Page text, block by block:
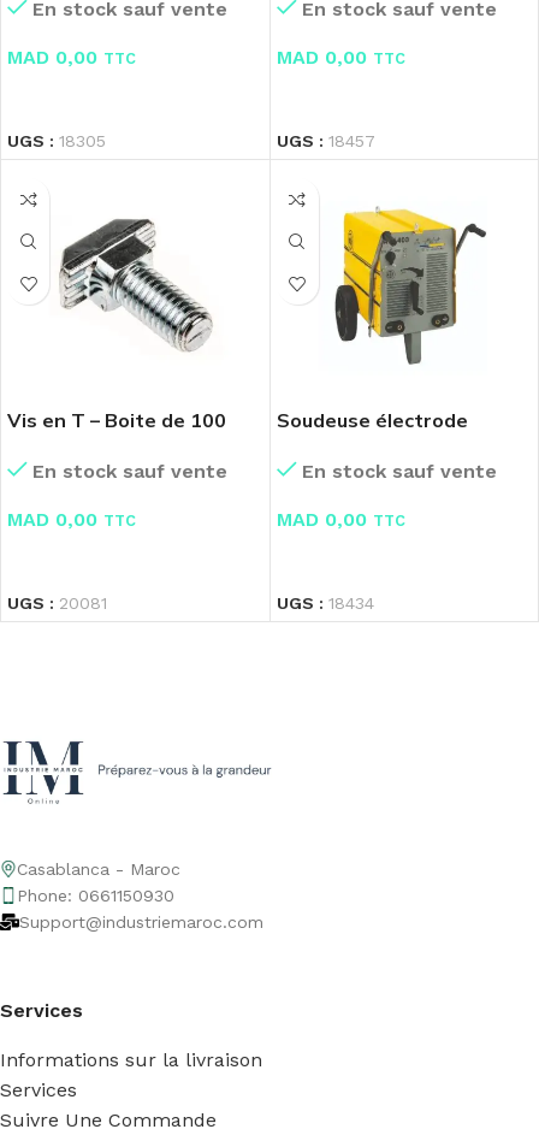
En stock sauf vente
MAD 0,00 TTC
UGS : 18305
En stock sauf vente
MAD0,00 TTC
UGS : 18457
Vis en T – Boite de 100
En stock sauf vente
MAD 0,00 TTC
UGS : 20081
Soudeuse électrode
En stock sauf vente
MAD0,00 TTC
UGS : 18434
Casablanca - Maroc
Phone: 0661150930
Support@industriemaroc.com
Services
Informations sur la livraison
Services
Suivre Une Commande